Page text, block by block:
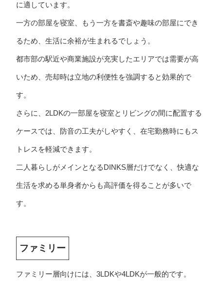
に適しています。
一方の部屋を寝室、もう一方を書斎や趣味の部屋にでき
るため、生活に余裕が生まれるでしょう。
都市部の駅近や商業施設が充実したエリアでは需要が高
いため、売却時は立地の利便性を強調すると効果的で
す。
さらに、2LDKの一部屋を寝室とリビングの間に配置する
ケースでは、防音の工夫がしやすく、在宅勤務時にもス
トレスを軽減できます。
二人暮らしがメインとなるDINKS層だけでなく、快適な
生活を求める単身者からも高評価を得ることが多いで
す。
ファミリー
ファミリー層向けには、3LDKや4LDKが一般的です。